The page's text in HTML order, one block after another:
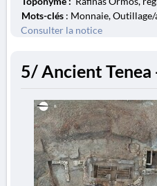
Mots-clés : Monnaie,
Consulter la notice
5/ Ancient Tenea